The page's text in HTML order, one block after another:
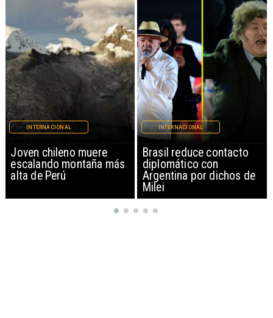
Brasil reduce contacto
diplomático con
Argentina por dichos de
INTERNACIONAL
China restringe
exportación de drones a
EEUU y sanciona
empresas
INTERNACIONAL